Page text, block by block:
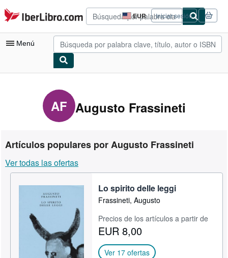
Pasar al contenido principal
IberLibro.com EUR
Preferencias
de
compra
del
Iniciar sesión
Menú
Consultar mis pedidos
Búsqueda avanzada
Libros antiguos
Arte y coleccionismo
Vendedores
Comenzar a vender
CERRAR
AF Augusto Frassineti
Artículos populares por Augusto Frassineti
Ver todas las ofertas
Lo spirito delle leggi
Frassineti, Augusto
Precios de los artículos a partir de
EUR 8,00
Ver 17 ofertas